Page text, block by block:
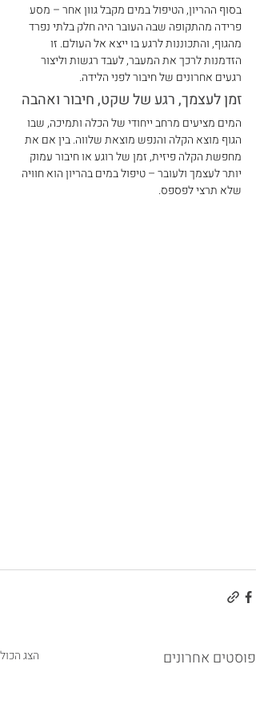
בסוף ההריון, הטיפול במים מקבל גוון אחר – מסע
פרידה מהתקופה שבה העובר היה חלק בלתי נפרד
מהגוף, והתכוננות לרגע בו ייצא אל העולם. זו
הזדמנות לרכך את המעבר, לעבד רגשות וליצור
רגעים אחרונים של חיבור לפני הלידה.
זמן לעצמך, רגע של שקט, חיבור ואהבה
המים מציעים מרחב ייחודי של הכלה ותמיכה, שבו
הגוף מוצא הקלה והנפש מוצאת שלווה. בין אם את
מחפשת הקלה פיזית, זמן של רוגע או חיבור עמוק
יותר לעצמך ולעובר – טיפול במים בהריון הוא חוויה
שלא תרצי לפספס.
פוסטים אחרונים הצג הכול